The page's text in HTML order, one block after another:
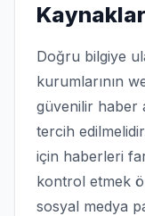
Kaynaklar
Doğru bilgiye
kurumlarının
güvenilir haber
tercih
için haberleri
kontrol etmek
sosyal medya